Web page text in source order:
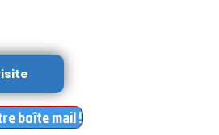
boîte mail !